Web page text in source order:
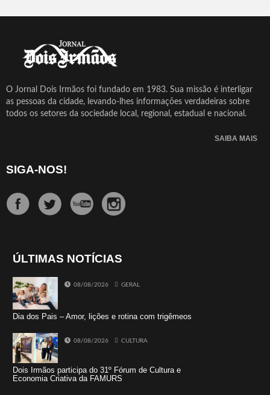
O Jornal Dois Irmãos foi fundado em 1983. Sua missão é interligar
as pessoas da cidade, levando-lhes informações verdadeiras sobre
todos os setores da sociedade local, regional, estadual e nacional.
SAIBA MAIS
SIGA-NOS!
ÚLTIMAS NOTÍCIAS
08/08/2026 GERAL
Dia dos Pais – Amor, lições e rotina com trigêmeos
08/08/2026 CULTURA
Dois Irmãos participa do 31º Fórum de Cultura e
Economia Criativa da FAMURS